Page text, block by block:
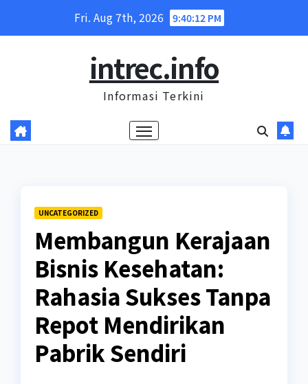
Fri. Aug 7th, 2026 9:40:13 PM
intrec.info
Informasi Terkini
UNCATEGORIZED
Membangun Kerajaan
Bisnis Kesehatan:
Rahasia Sukses Tanpa
Repot Mendirikan
Pabrik Sendiri